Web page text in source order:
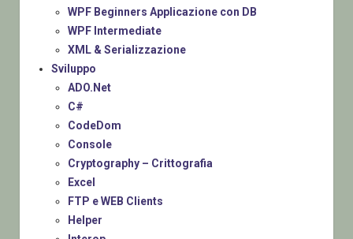
WPF Beginners Applicazione con DB
WPF Intermediate
XML & Serializzazione
Sviluppo
ADO.Net
C#
CodeDom
Console
Cryptography – Crittografia
Excel
FTP e WEB Clients
Helper